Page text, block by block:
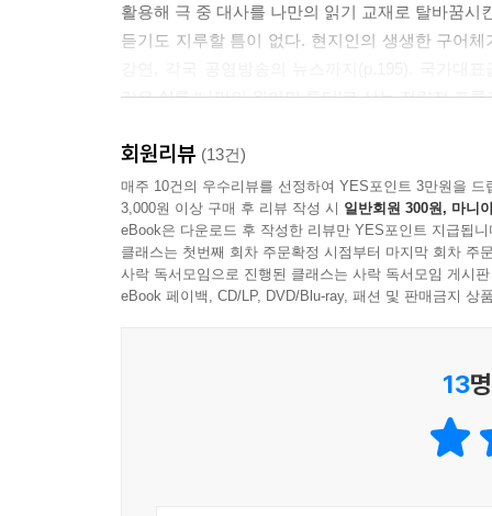
활용해 극 중 대사를 나만의 읽기 교재로 탈바꿈시
듣기도 지루할 틈이 없다. 현지인의 생생한 구어체
같은 AI를 ‘나만의 원어민 튜터’로 삼는 전략적 프
공부법도 수록했다(p.178). 비싼 수강료에 대한
상승할 것이다.
“의지는 죄가 없다, 무너질 수밖에 없는 계획이 문제
작심삼일을 이기는 습관 자동화 시스템
이 책은 ‘매일 섀도잉 1시간’ ‘매일 단어 50개
만든다. 애써 외우지 않아도 뇌가 스스로 기억하게
회원리뷰 (13건)
매주 10건의 우수리뷰를 선정하여 YES포인트 3만원을 드
3,000원 이상 구매 후 리뷰 작성 시 일반회원 300원, 마니
eBook은 다운로드 후 작성한 리뷰만 YES포인트 지급됩니
클래스는 첫번째 회차 주문확정 시점부터 마지막 회차 주
사락 독서모임으로 진행된 클래스는 사락 독서모임 게시
eBook 페이백, CD/LP, DVD/Blu-ray, 패션 및 판매금지 상
13